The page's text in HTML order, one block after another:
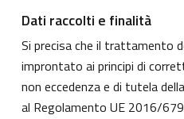
Dati raccolti e finalità
Si precisa che il trattamento
improntato ai principi di
non eccedenza e di tutela
al Regolamento UE 2016/